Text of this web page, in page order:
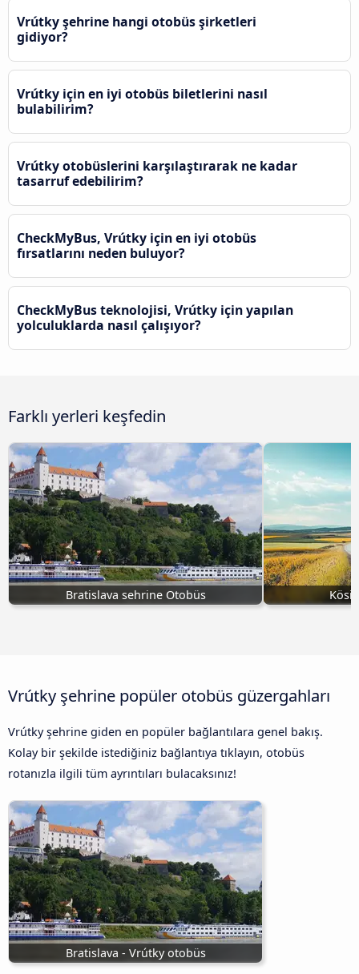
Vrútky şehrine hangi otobüs şirketleri
gidiyor?
Vrútky için en iyi otobüs biletlerini nasıl
bulabilirim?
Vrútky otobüslerini karşılaştırarak ne kadar
tasarruf edebilirim?
CheckMyBus, Vrútky için en iyi otobüs
fırsatlarını neden buluyor?
CheckMyBus teknolojisi, Vrútky için yapılan
yolculuklarda nasıl çalışıyor?
Farklı yerleri keşfedin
Bratislava sehrine Otobüs
Vrútky şehrine popüler otobüs güzergahları
Vrútky şehrine giden en popüler bağlantılara genel bakış.
Kolay bir şekilde istediğiniz bağlantıya tıklayın, otobüs
rotanızla ilgili tüm ayrıntıları bulacaksınız!
Bratislava - Vrútky otobüs